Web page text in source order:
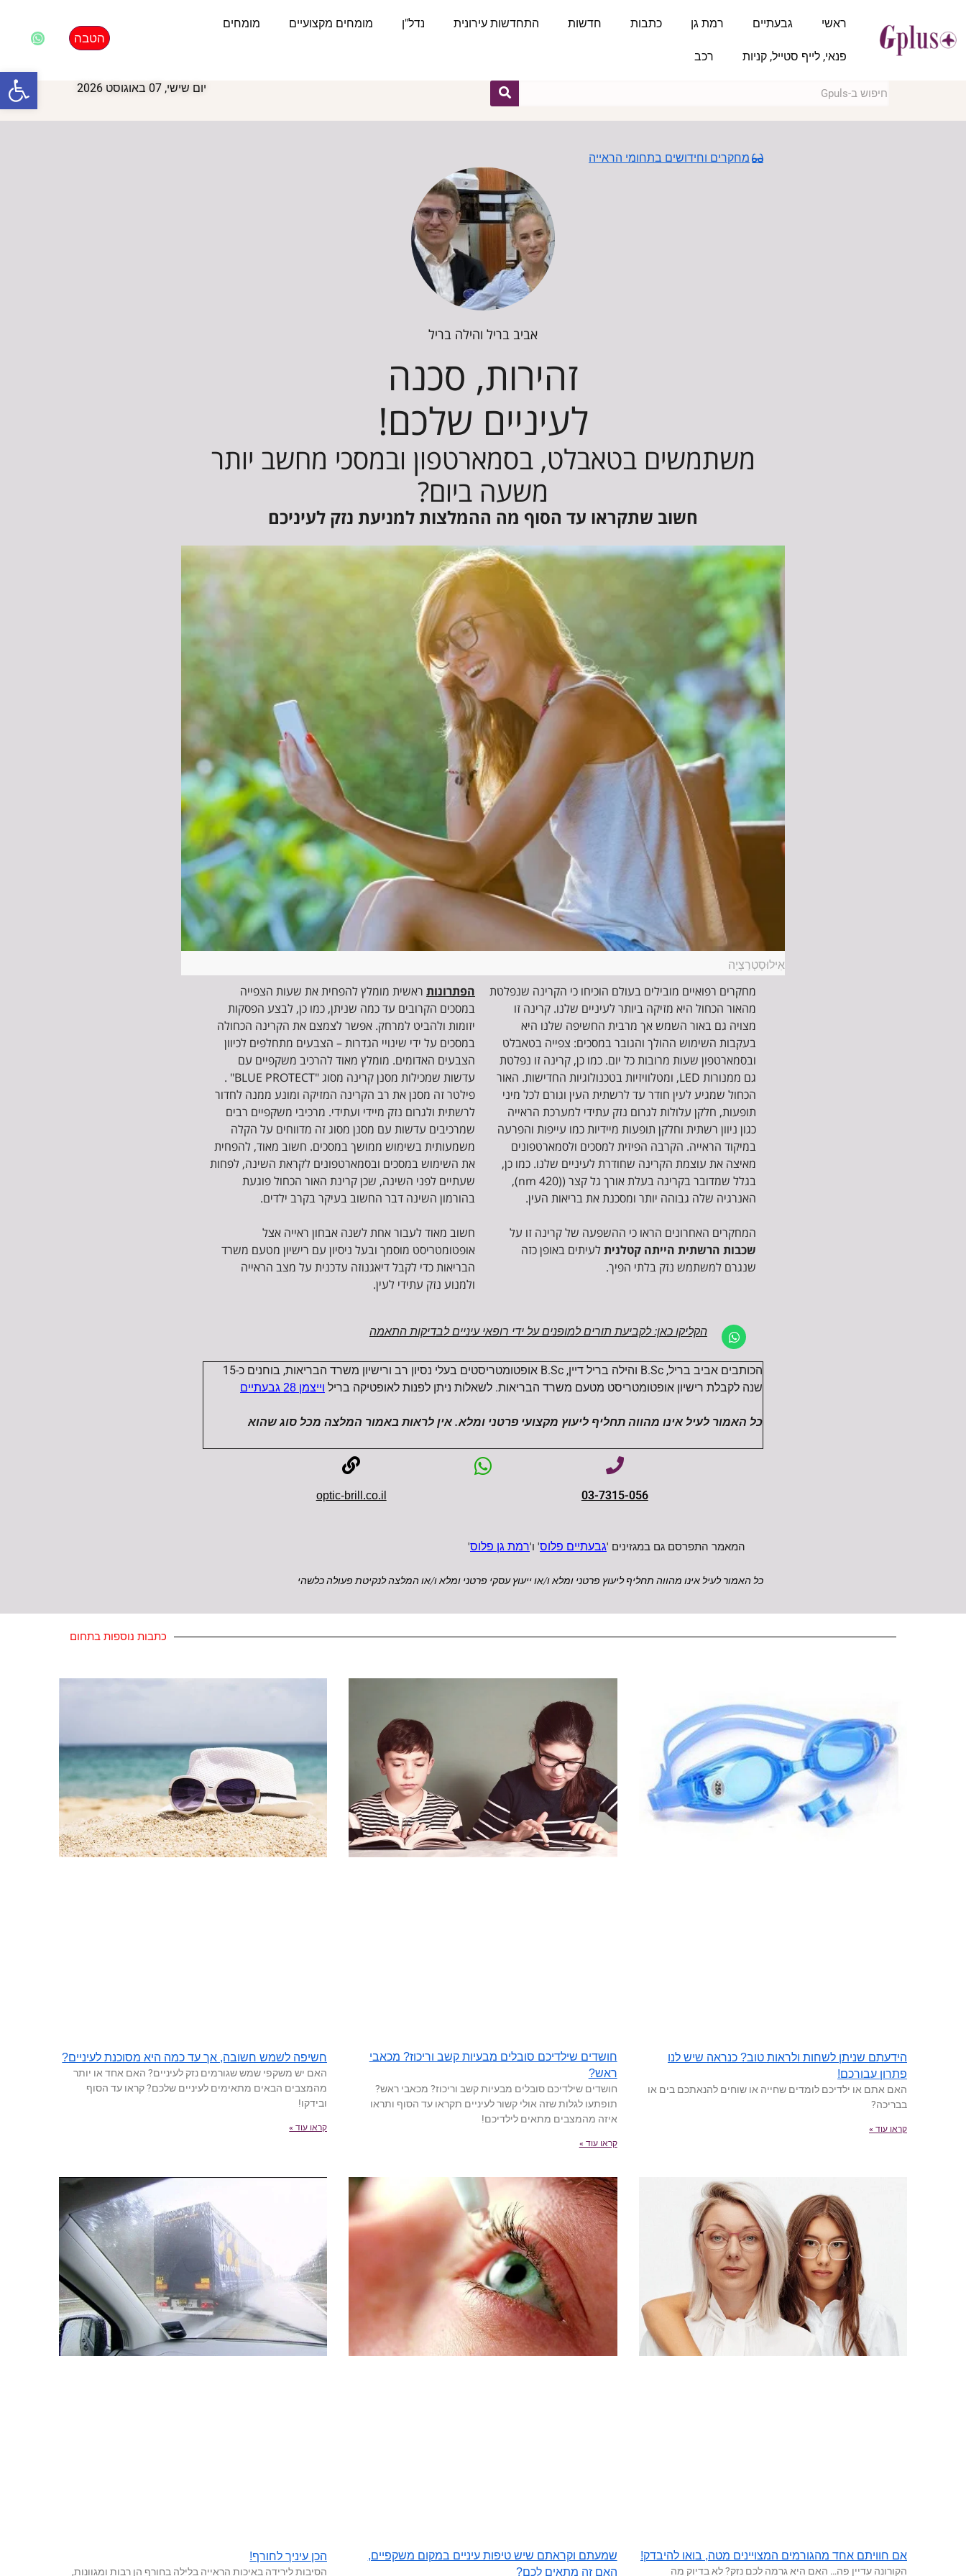
ראשי גבעתיים רמת גן כתבות חדשות התחדשות עירונית נדל"ן מומחים מקצועיים מומחים
פנאי, לייף סטייל, קניות רכב
הטבה
יום שישי, 07 באוגוסט 2026
מחקרים וחידושים בתחומי הראייה
אביב בריל והילה בריל
זהירות, סכנה
לעיניים שלכם!
משתמשים בטאבלט, בסמארטפון ובמסכי מחשב יותר
משעה ביום?
חשוב שתקראו עד הסוף מה ההמלצות למניעת נזק לעיניכם
אִילוּסְטְרַצְיָה
מחקרים רפואיים מובילים בעולם הוכיחו כי הקרינה שנפלטת
מהאור הכחול היא מזיקה ביותר לעיניים שלנו. קרינה זו
מצויה גם באור השמש אך מרבית החשיפה שלנו היא
בעקבות השימוש ההולך והגובר במסכים: צפייה בטאבלט
ובסמארטפון שעות מרובות כל יום. כמו כן, קרינה זו נפלטת
גם ממנורות LED, ומטלוויזיות בטכנולוגיות החדישות. האור
הכחול שמגיע לעין חודר עד לרשתית העין וגורם לכל מיני
תופעות, חלקן עלולות לגרום נזק עתידי למערכת הראייה
כגון ניוון רשתית וחלקן תופעות מיידיות כמו עייפות והפרעה
במיקוד הראייה. הקרבה הפיזית למסכים ולסמארטפונים
מאיצה את עוצמת הקרינה שחודרת לעיניים שלנו. כמו כן,
בגלל שמדובר בקרינה בעלת אורך גל קצר ((420 nm),
האנרגיה שלה גבוהה יותר ומסכנת את בריאות העין.
המחקרים האחרונים הראו כי ההשפעה של קרינה זו על
שכבות הרשתית הייתה קטלניתלעיתים באופן כזה
שנגרם למשתמש נזק בלתי הפיך.
הפתרונותראשית מומלץ להפחית את שעות הצפייה
במסכים הקרובים עד כמה שניתן, כמו כן, לבצע הפסקות
יזומות ולהביט למרחק. אפשר לצמצם את הקרינה הכחולה
במסכים על ידי שינויי הגדרות – הצבעים מתחלפים לכיוון
הצבעים האדומים. מומלץ מאוד להרכיב משקפיים עם
עדשות שמכילות מסנן קרינה מסוג "BLUE PROTECT" .
פילטר זה מסנן את רב הקרינה המזיקה ומונע ממנה לחדור
לרשתית ולגרום נזק מיידי ועתידי. מרכיבי משקפיים רבים
שמרכיבים עדשות עם מסנן מסוג זה מדווחים על הקלה
משמעותית בשימוש ממושך במסכים. חשוב מאוד, להפחית
את השימוש במסכים ובסמארטפונים לקראת השינה, לפחות
שעתיים לפני השינה, שכן קרינת האור הכחול פוגעת
בהורמון השינה דבר החשוב בעיקר בקרב ילדים.
חשוב מאוד לעבור אחת לשנה אבחון ראייה אצל
אופטומטריסט מוסמך ובעל ניסיון עם רישיון מטעם משרד
הבריאות כדי לקבל דיאגנוזה עדכנית על מצב הראייה
ולמנוע נזק עתידי לעין.
הקליקו כאן: לקביעת תורים למופנים על ידי רופאי עיניים לבדיקות התאמה
הכותבים אביב בריל, B.Sc והילה בריל דיין, B.Sc אופטומטריסטים בעלי נסיון רב ורישיון משרד הבריאות, בוחנים כ-15
שנה לקבלת רישיון אופטומטריסט מטעם משרד הבריאות. לשאלות ניתן לפנות לאופטיקה בריל וייצמן 28 גבעתיים
כל האמור לעיל אינו מהווה תחליף ליעוץ מקצועי פרטני ומלא. אין לראות באמור המלצה מכל סוג שהוא
03-7315-056
optic-brill.co.il
המאמר התפרסם גם במגזינים 'גבעתיים פלוס' ו'רמת גן פלוס'
כל האמור לעיל אינו מהווה תחליף ליעוץ פרטני ומלא ו/או ייעוץ עסקי פרטני ומלא ו/או המלצה לנקיטת פעולה כלשהי
כתבות נוספות בתחום
הידעתם שניתן לשחות ולראות טוב? כנראה שיש לנו
פתרון עבורכם!
האם אתם או ילדיכם לומדים שחייה או שוחים להנאתכם בים או
בבריכה?
קראו עוד »
חושדים שילדיכם סובלים מבעיות קשב וריכוז? מכאבי
ראש?
חושדים שילדיכם סובלים מבעיות קשב וריכוז? מכאבי ראש?
תופתעו לגלות שזה אולי קשור לעיניים תקראו עד הסוף ותראו
איזה מהמצבים מתאים לילדיכם!
קראו עוד »
חשיפה לשמש חשובה, אך עד כמה היא מסוכנת לעיניים?
האם יש משקפי שמש שגורמים נזק לעיניים? האם אחד או יותר
מהמצבים הבאים מתאימים לעיניים שלכם? קראו עד הסוף
ובידקו!
קראו עוד »
אם חוויתם אחד מהגורמים המצויינים מטה, בואו להיבדק!
הקורונה עדיין פה… האם היא גרמה לכם נזק? לא בדיוק מה
שמעתם וקראתם שיש טיפות עיניים במקום משקפיים,
האם זה מתאים לכם?
הכן עיניך לחורף!
הסיבות לירידה באיכות הראייה בלילה בחורף הן רבות ומגוונות,
פתח